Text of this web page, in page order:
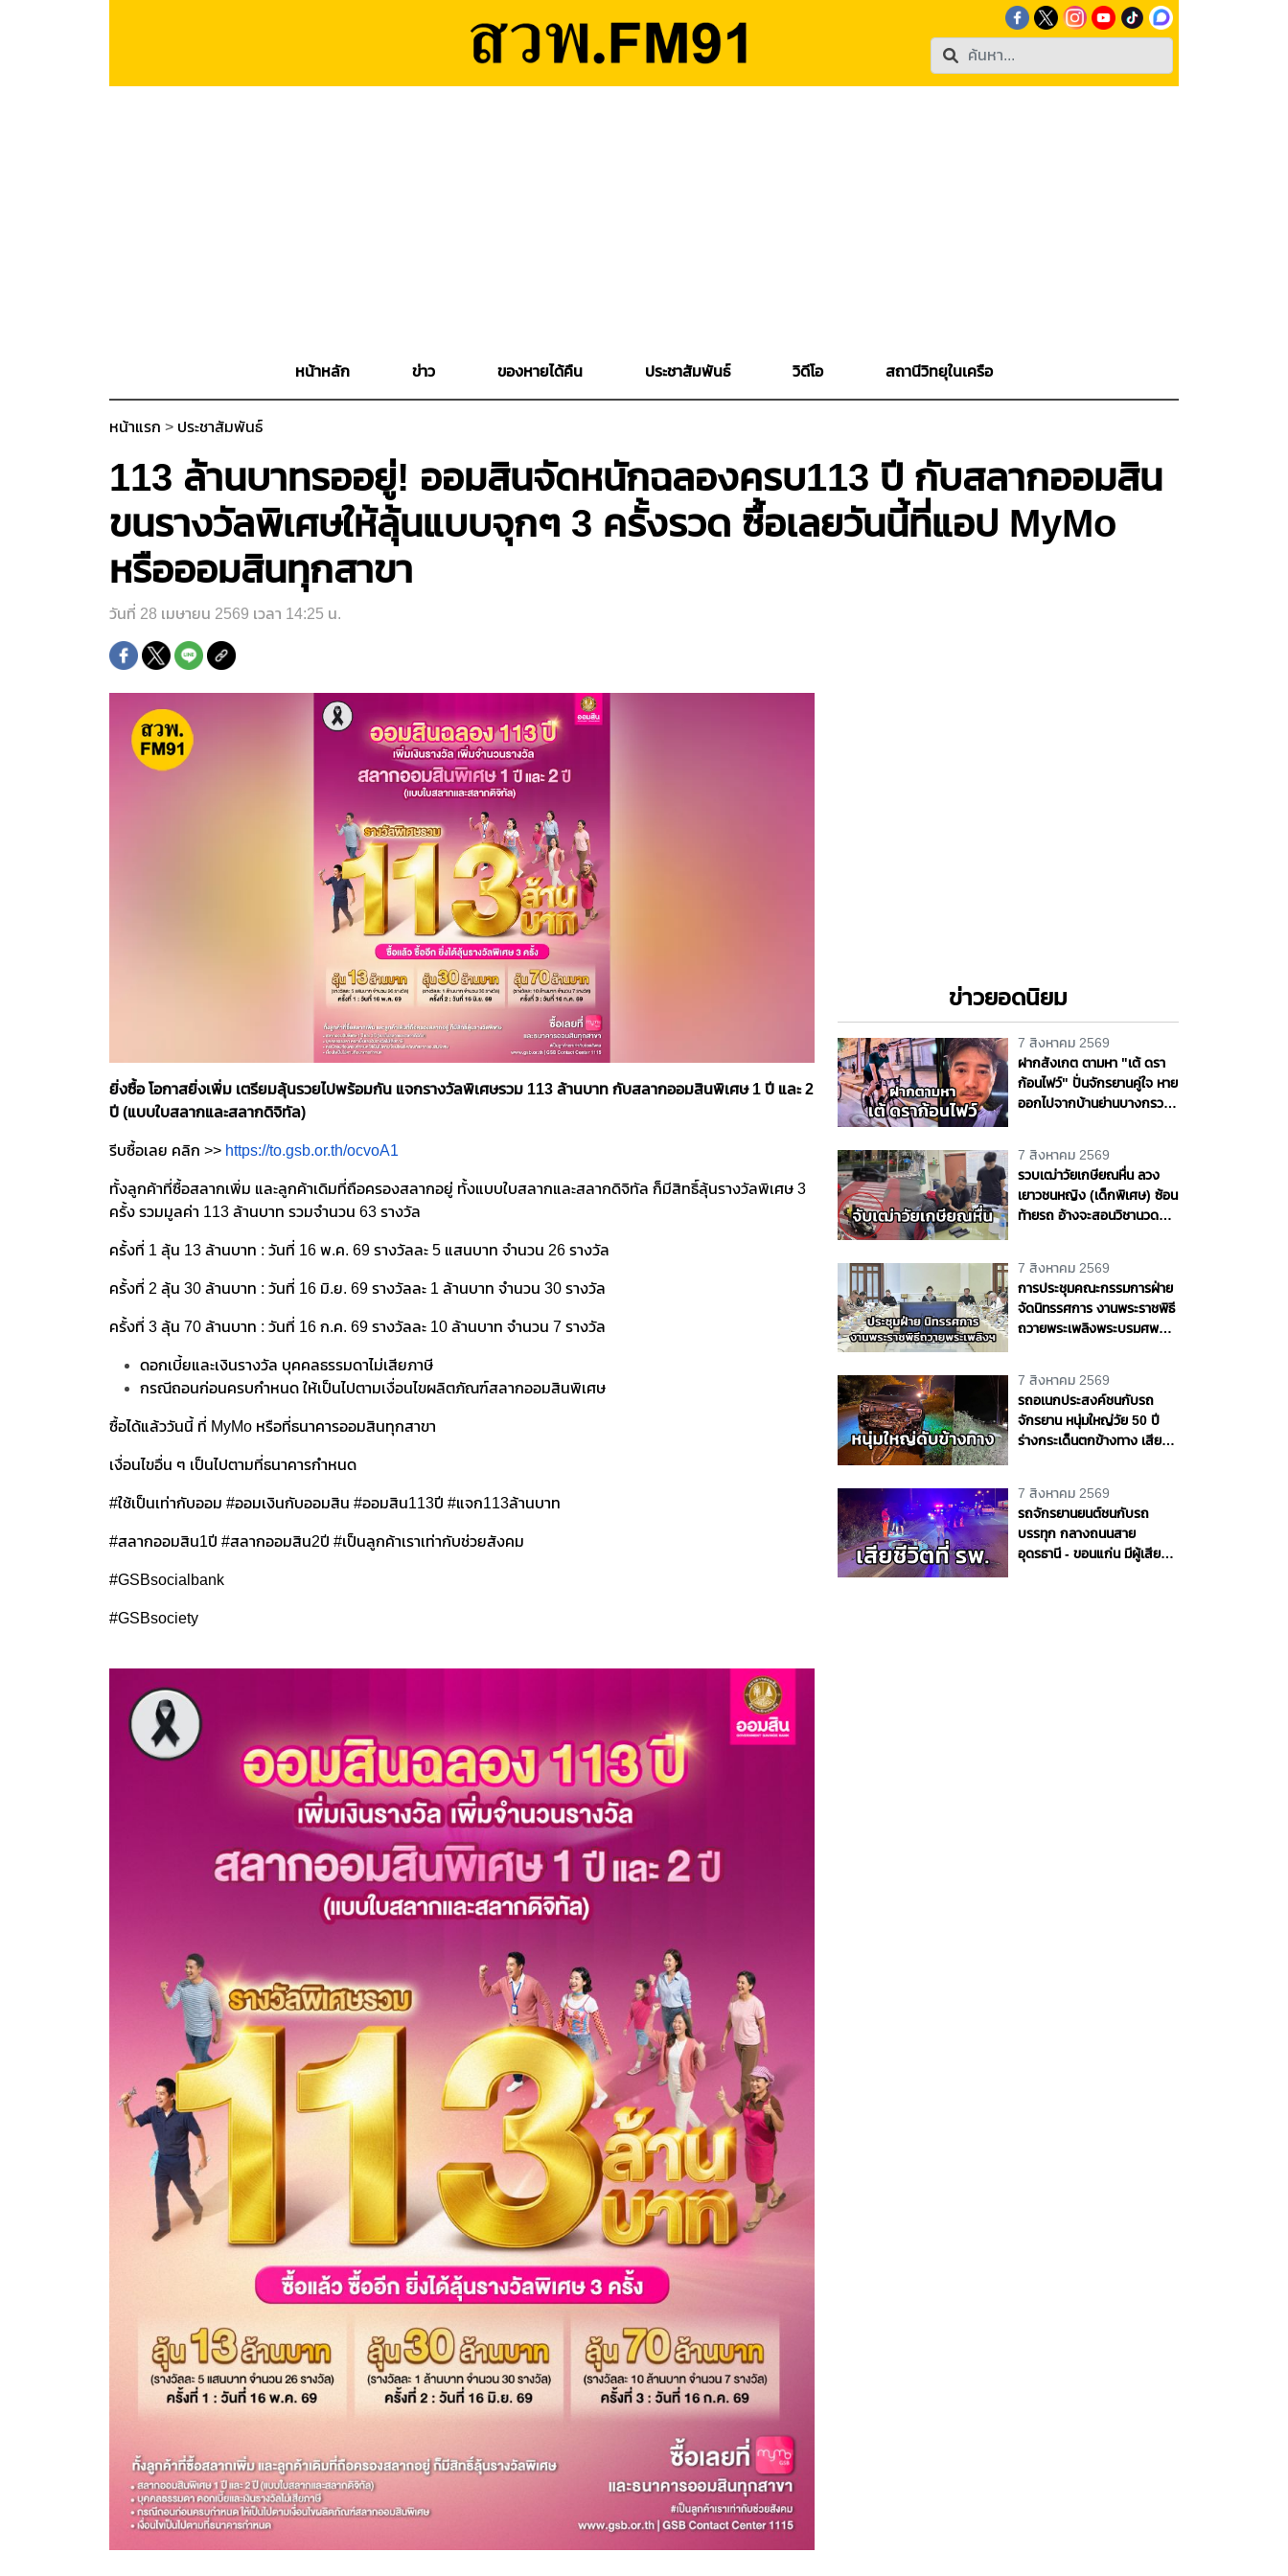
หน้าหลัก ข่าว ของหายได้คืน ประชาสัมพันธ์ วิดีโอ สถานีวิทยุในเครือ
หน้าแรก > ประชาสัมพันธ์
113 ล้านบาทรออยู่! ออมสินจัดหนักฉลองครบ113 ปี กับสลากออมสิน
ขนรางวัลพิเศษให้ลุ้นแบบจุกๆ 3 ครั้งรวด ซื้อเลยวันนี้ที่แอป MyMo
หรือออมสินทุกสาขา
วันที่ 28 เมษายน 2569 เวลา 14:25 น.
ยิ่งซื้อ โอกาสยิ่งเพิ่ม เตรียมลุ้นรวยไปพร้อมกัน แจกรางวัลพิเศษรวม 113 ล้านบาท กับสลากออมสินพิเศษ 1 ปี และ 2
ปี (แบบใบสลากและสลากดิจิทัล)
รีบซื้อเลย คลิก >> https://to.gsb.or.th/ocvoA1
ทั้งลูกค้าที่ซื้อสลากเพิ่ม และลูกค้าเดิมที่ถือครองสลากอยู่ ทั้งแบบใบสลากและสลากดิจิทัล ก็มีสิทธิ์ลุ้นรางวัลพิเศษ 3
ครั้ง รวมมูลค่า 113 ล้านบาท รวมจำนวน 63 รางวัล
ครั้งที่ 1 ลุ้น 13 ล้านบาท : วันที่ 16 พ.ค. 69 รางวัลละ 5 แสนบาท จำนวน 26 รางวัล
ครั้งที่ 2 ลุ้น 30 ล้านบาท : วันที่ 16 มิ.ย. 69 รางวัลละ 1 ล้านบาท จำนวน 30 รางวัล
ครั้งที่ 3 ลุ้น 70 ล้านบาท : วันที่ 16 ก.ค. 69 รางวัลละ 10 ล้านบาท จำนวน 7 รางวัล
ดอกเบี้ยและเงินรางวัล บุคคลธรรมดาไม่เสียภาษี
กรณีถอนก่อนครบกำหนด ให้เป็นไปตามเงื่อนไขผลิตภัณฑ์สลากออมสินพิเศษ
ซื้อได้แล้ววันนี้ ที่ MyMo หรือที่ธนาคารออมสินทุกสาขา
เงื่อนไขอื่น ๆ เป็นไปตามที่ธนาคารกำหนด
#ใช้เป็นเท่ากับออม #ออมเงินกับออมสิน #ออมสิน113ปี #แจก113ล้านบาท
#สลากออมสิน1ปี #สลากออมสิน2ปี #เป็นลูกค้าเราเท่ากับช่วยสังคม
#GSBsocialbank
#GSBsociety
ข่าวยอดนิยม
7 สิงหาคม 2569
ฝากสังเกต ตามหา "เต้ ดรา
ก้อนไฟว์" ปั่นจักรยานคู่ใจ หาย
ออกไปจากบ้านย่านบางกรวย
7 สิงหาคม 2569
รวบเฒ่าวัยเกษียณหื่น ลวง
เยาวชนหญิง (เด็กพิเศษ) ซ้อน
ท้ายรถ อ้างจะสอนวิชานวด
7 สิงหาคม 2569
การประชุมคณะกรรมการฝ่าย
จัดนิทรรศการ งานพระราชพิธี
ถวายพระเพลิงพระบรมศพ
ราชชนนีพันปีหลวง
7 สิงหาคม 2569
รถอเนกประสงค์ชนกับรถ
จักรยาน หนุ่มใหญ่วัย 50 ปี
ร่างกระเด็นตกข้างทาง เสีย
7 สิงหาคม 2569
รถจักรยานยนต์ชนกับรถ
บรรทุก กลางถนนสาย
อุดรธานี - ขอนแก่น มีผู้เสีย